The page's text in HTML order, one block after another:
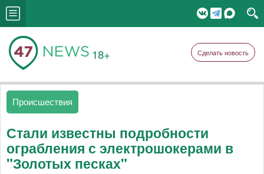
18+ Сделать новость
Происшествия
Стали известны подробности
ограбления с электрошокерами в
"Золотых песках"